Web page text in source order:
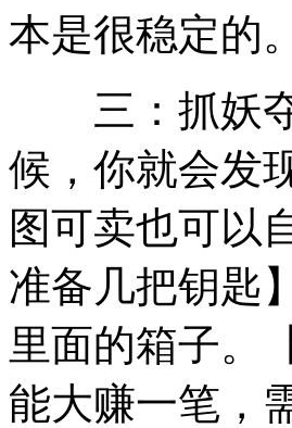
本是很稳定的。
三：抓妖夺
候，你就会发
图可卖也可以
准备几把钥匙
里面的箱子。
能大赚一笔，